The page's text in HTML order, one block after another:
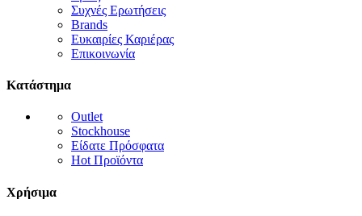
Συχνές Ερωτήσεις
Brands
Ευκαιρίες Καριέρας
Επικοινωνία
Κατάστημα
Outlet
Stockhouse
Είδατε Πρόσφατα
Hot Προϊόντα
Χρήσιμα